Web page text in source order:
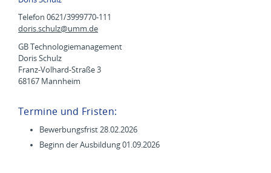
Telefon 0621/3999770-111
doris.schulz@umm.de
GB Technologiemanagement
Doris Schulz
Franz-Volhard-Straße 3
68167 Mannheim
Termine und Fristen:
Bewerbungsfrist 28.02.2026
Beginn der Ausbildung 01.09.2026